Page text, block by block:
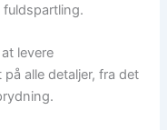
levere
alle detaljer, fra det